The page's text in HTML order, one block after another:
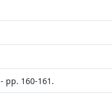
- pp. 160-161.